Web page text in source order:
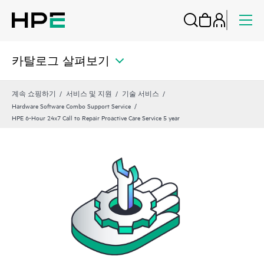
카탈로그 살펴보기
계속 쇼핑하기 서비스 및 지원
기술 서비스
Hardware Software Combo Support Service
HPE 6-Hour 24x7 Call to Repair Proactive Care Service 5 year